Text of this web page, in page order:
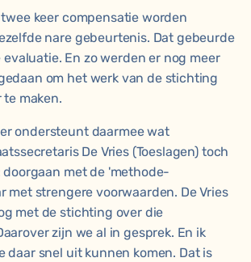
keer compensatie worden
nare gebeurtenis. Dat gebeurde
En zo werden er nog meer
om het werk van de stichting
maken.
ondersteunt daarmee wat
De Vries (Toeslagen) toch
doorgaan met de 'methode-
met strengere voorwaarden. De Vries
met de stichting over die
zijn we al in gesprek. En ik
daar snel uit kunnen komen. Dat is